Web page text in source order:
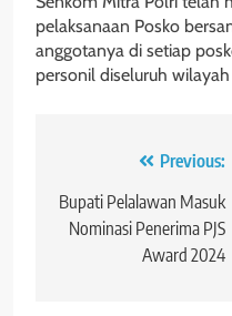
pelaksanaan Posko
anggotanya di setiap
personil diseluruh
Navigasi
pos
Previous:
Bupati Pelalawan Masuk
Nominasi Penerima PJS
Award 2024